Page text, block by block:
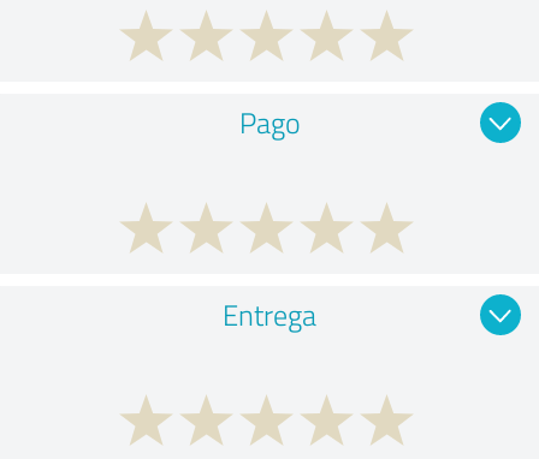
Pago
Entrega